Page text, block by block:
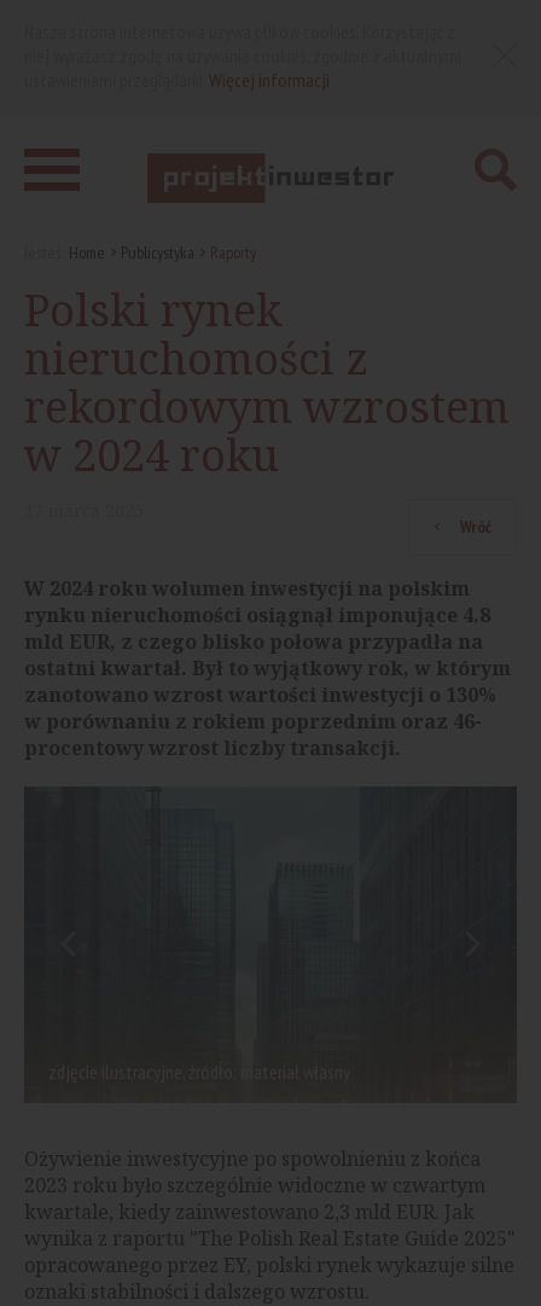
Home Publicystyka Raporty
Polski rynek
nieruchomości z
rekordowym wzrostem
w 2024 roku
Wróć
W 2024 roku wolumen inwestycji na polskim
rynku nieruchomości osiągnął imponujące 4,8
mld EUR, z czego blisko połowa przypadła na
ostatni kwartał. Był to wyjątkowy rok, w którym
zanotowano wzrost wartości inwestycji o 130%
w porównaniu z rokiem poprzednim oraz 46-
procentowy wzrost liczby transakcji.
Ożywienie inwestycyjne po spowolnieniu z końca
2023 roku było szczególnie widoczne w czwartym
kwartale, kiedy zainwestowano 2,3 mld EUR. Jak
wynika z raportu "The Polish Real Estate Guide 2025"
opracowanego przez EY, polski rynek wykazuje silne
oznaki stabilności i dalszego wzrostu.